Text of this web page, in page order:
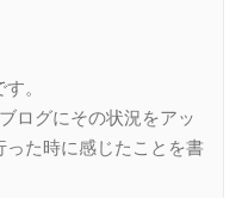
。
ログにその状況をアッ
た時に感じたことを書